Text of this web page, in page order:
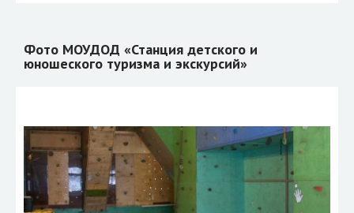
Фото МОУДОД «Станция детского и
юношеского туризма и экскурсий»